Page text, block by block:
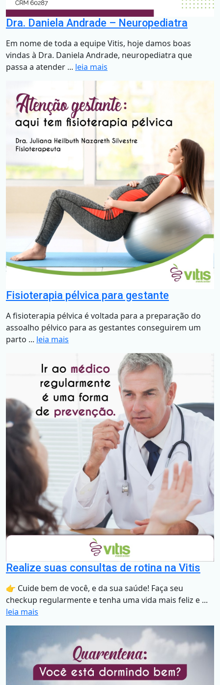
Dra. Daniela Andrade – Neuropediatra
Em nome de toda a equipe Vitis, hoje damos boas
vindas à Dra. Daniela Andrade, neuropediatra que
passa a atender ... leia mais
Fisioterapia pélvica para gestante
A fisioterapia pélvica é voltada para a preparação do
assoalho pélvico para as gestantes conseguirem um
parto ... leia mais
Realize suas consultas de rotina na Vitis
👉 Cuide bem de você, e da sua saúde! Faça seu
checkup regularmente e tenha uma vida mais feliz e ...
leia mais